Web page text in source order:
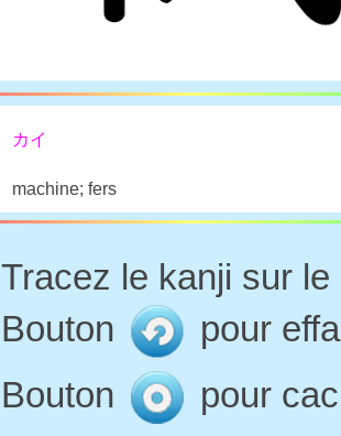
カイ
machine; fers
Tracez le kanji sur
Bouton
pour
Bouton
pour